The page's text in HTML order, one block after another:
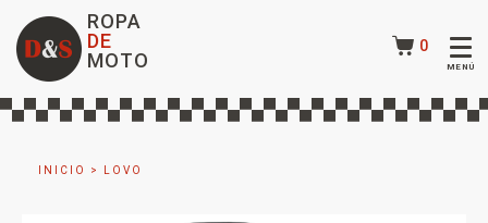
ROPA
DE
MOTO
0
INICIO > LOVO